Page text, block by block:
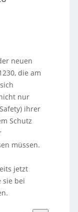
neuen
die am
nur
ihrer
Schutz
müssen.
jetzt
sie bei